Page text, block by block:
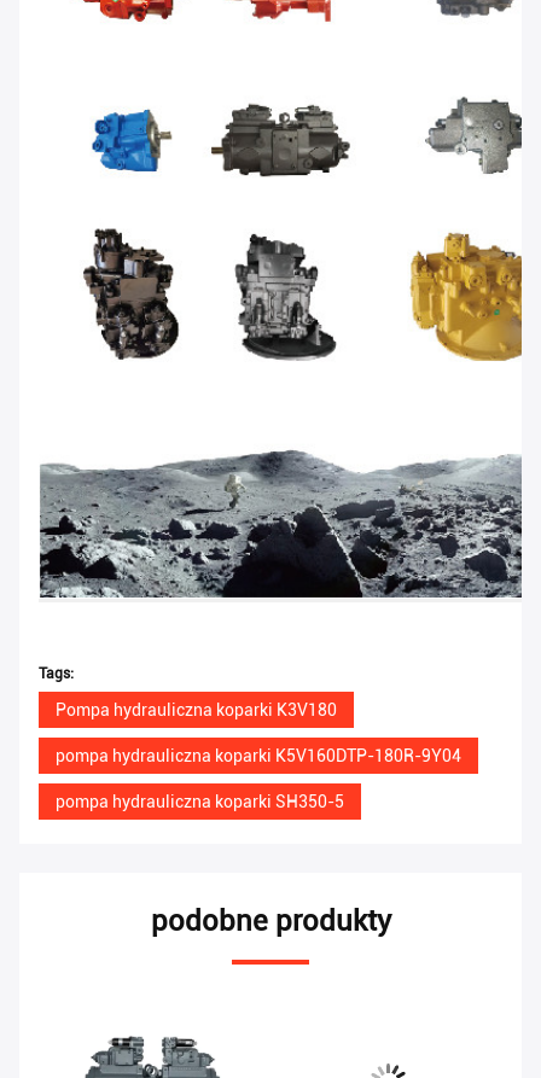
Tags:
Pompa hydrauliczna koparki K3V180
pompa hydrauliczna koparki K5V160DTP-180R-9Y04
pompa hydrauliczna koparki SH350-5
podobne produkty